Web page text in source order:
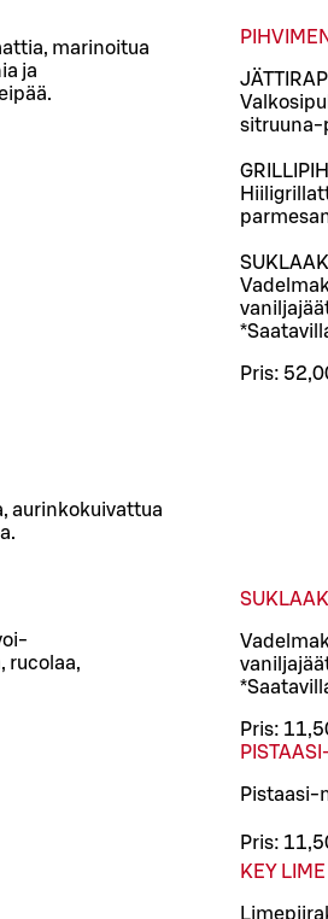
marinoitua
ja
aurinkokuivattua
rucolaa,
sitruuna-
Pris:
Pris:
Pistaasi-
Pris:
KEY LIME